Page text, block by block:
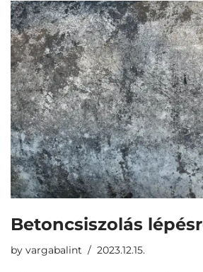
Betoncsiszolás
by vargabalint 2023.12.15.